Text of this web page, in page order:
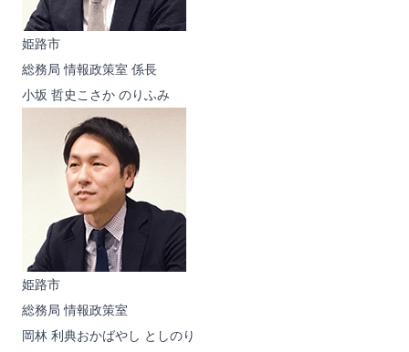
姫路市
総務局 情報政策室 係長
小坂 哲史 こさか のりふみ
姫路市
総務局 情報政策室
岡林 利典おかばやし としのり